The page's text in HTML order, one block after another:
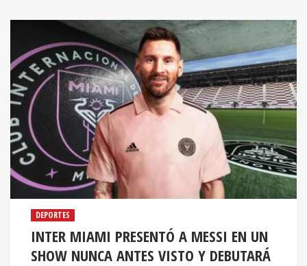
DEPORTES
INTER MIAMI PRESENTÓ A MESSI EN UN
SHOW NUNCA ANTES VISTO Y DEBUTARÁ
ESTA SEMANA